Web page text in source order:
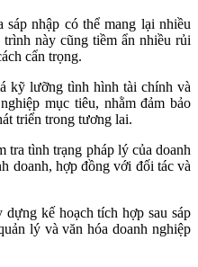
nhập có thể mang lại nhiều
này cũng tiềm ẩn nhiều rủi
cẩn trọng.
kỹ lưỡng tình hình tài chính và
mục tiêu, nhằm đảm bảo
triển trong tương lai.
tra tình trạng pháp lý của doanh
doanh, hợp đồng với đối tác và
kế hoạch tích hợp sau sáp
lý và văn hóa doanh nghiệp